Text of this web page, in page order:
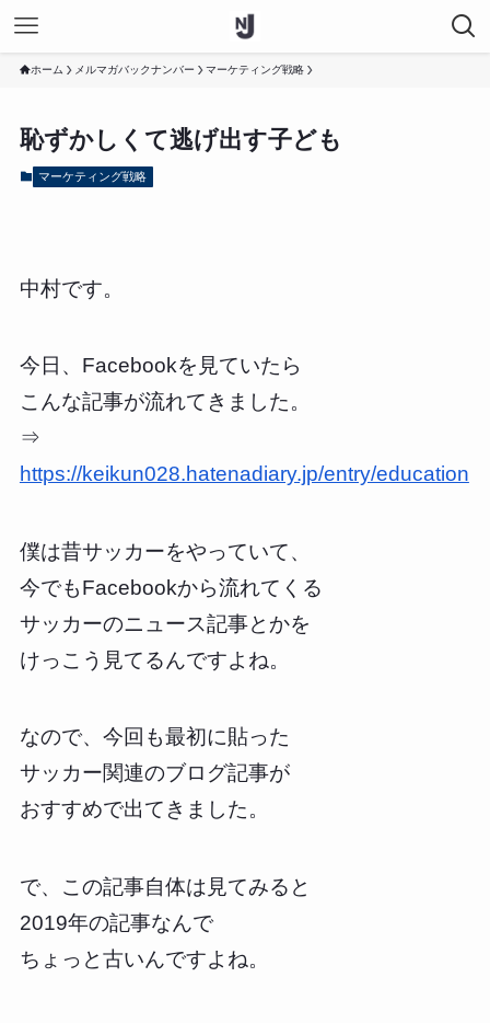
ホーム メルマガバックナンバー マーケティング戦略
恥ずかしくて逃げ出す子ども
マーケティング戦略
中村です。
今日、Facebookを見ていたら
こんな記事が流れてきました。
⇒
https://keikun028.hatenadiary.jp/entry/education
僕は昔サッカーをやっていて、
今でもFacebookから流れてくる
サッカーのニュース記事とかを
けっこう見てるんですよね。
なので、今回も最初に貼った
サッカー関連のブログ記事が
おすすめで出てきました。
で、この記事自体は見てみると
2019年の記事なんで
ちょっと古いんですよね。